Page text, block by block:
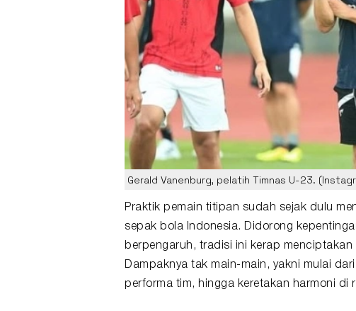
Gerald Vanenburg, pelatih Timnas U-23.
Praktik pemain titipan sudah sejak dulu
sepak bola Indonesia. Didorong
berpengaruh, tradisi ini kerap
Dampaknya tak main-main, yakni mulai
performa tim, hingga keretakan harmoni di